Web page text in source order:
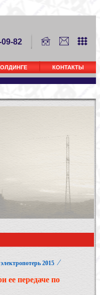
09-82
КОНТАКТЫ
2015 ⁄
ее передаче по